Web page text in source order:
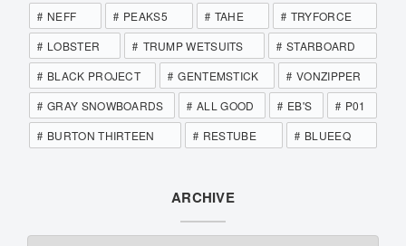
NEFF
PEAKS5 TAHE
TRYFORCE
LOBSTER
TRUMP WETSUITS
STARBOARD
BLACK PROJECT
GENTEMSTICK
VONZIPPER
GRAY SNOWBOARDS
ALL GOOD EB'S
P01
BURTON THIRTEEN
RESTUBE BLUEEQ
ARCHIVE